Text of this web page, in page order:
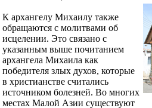
К архангелу Михаилу также
обращаются с молитвами об
исцелении. Это связано с
указанным выше почитанием
архангела Михаила как
победителя злых духов, которые
в христианстве считались
источником болезней. Во многих
местах Малой Азии существуют